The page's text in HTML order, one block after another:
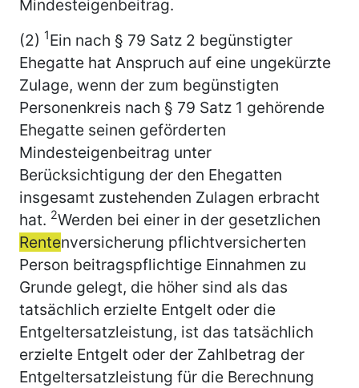
Mindesteigenbeitrag.
(2) 1Ein nach § 79 Satz 2 begünstigter
Ehegatte hat Anspruch auf eine ungekürzte
Zulage, wenn der zum begünstigten
Personenkreis nach § 79 Satz 1 gehörende
Ehegatte seinen geförderten
Mindesteigenbeitrag unter
Berücksichtigung der den Ehegatten
insgesamt zustehenden Zulagen erbracht
hat. 2Werden bei einer in der gesetzlichen
Rentenversicherung pflichtversicherten
Person beitragspflichtige Einnahmen zu
Grunde gelegt, die höher sind als das
tatsächlich erzielte Entgelt oder die
Entgeltersatzleistung, ist das tatsächlich
erzielte Entgelt oder der Zahlbetrag der
Entgeltersatzleistung für die Berechnung